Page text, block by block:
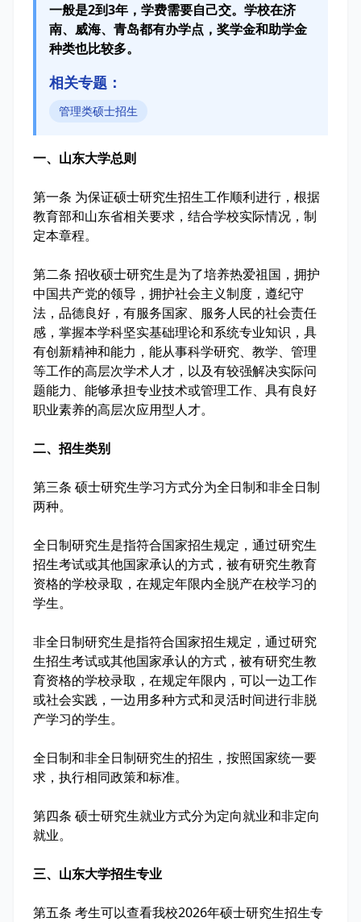
一般是2到3年，学费需要自己交。学校在济
南、威海、青岛都有办学点，奖学金和助学金
种类也比较多。
相关专题：
管理类硕士招生
一、山东大学总则
第一条 为保证硕士研究生招生工作顺利进行，根据
教育部和山东省相关要求，结合学校实际情况，制
定本章程。
第二条 招收硕士研究生是为了培养热爱祖国，拥护
中国共产党的领导，拥护社会主义制度，遵纪守
法，品德良好，有服务国家、服务人民的社会责任
感，掌握本学科坚实基础理论和系统专业知识，具
有创新精神和能力，能从事科学研究、教学、管理
等工作的高层次学术人才，以及有较强解决实际问
题能力、能够承担专业技术或管理工作、具有良好
职业素养的高层次应用型人才。
二、招生类别
第三条 硕士研究生学习方式分为全日制和非全日制
两种。
全日制研究生是指符合国家招生规定，通过研究生
招生考试或其他国家承认的方式，被有研究生教育
资格的学校录取，在规定年限内全脱产在校学习的
学生。
非全日制研究生是指符合国家招生规定，通过研究
生招生考试或其他国家承认的方式，被有研究生教
育资格的学校录取，在规定年限内，可以一边工作
或社会实践，一边用多种方式和灵活时间进行非脱
产学习的学生。
全日制和非全日制研究生的招生，按照国家统一要
求，执行相同政策和标准。
第四条 硕士研究生就业方式分为定向就业和非定向
就业。
三、山东大学招生专业
第五条 考生可以查看我校2026年硕士研究生招生专